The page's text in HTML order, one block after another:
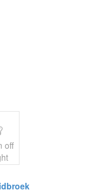
off